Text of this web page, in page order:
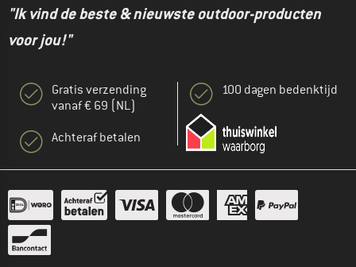
"Ik vind de beste & nieuwste outdoor-producten
voor jou!"
Gratis verzending
vanaf € 69 (NL)
Achteraf betalen
100 dagen bedenktijd